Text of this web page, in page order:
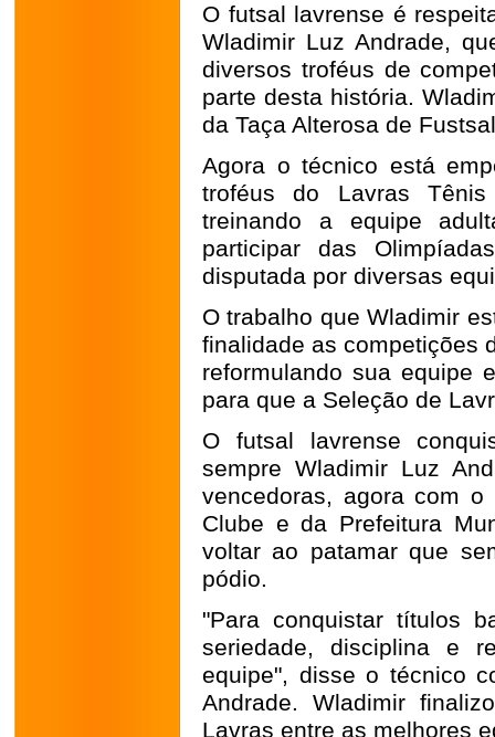
O futsal lavrense é
Wladimir Luz Andrade,
diversos troféus de
parte desta história.
da Taça Alterosa de
Agora o técnico está
troféus do Lavras
treinando a equipe
participar das
disputada por diversas
O trabalho que Wladimir
finalidade as competições
reformulando sua equipe
para que a Seleção de
O futsal lavrense
sempre Wladimir Luz
vencedoras, agora com
Clube e da Prefeitura
voltar ao patamar que
pódio.
"Para conquistar títulos
seriedade, disciplina e
equipe", disse o técnico
Andrade. Wladimir
Lavras entre as melhores